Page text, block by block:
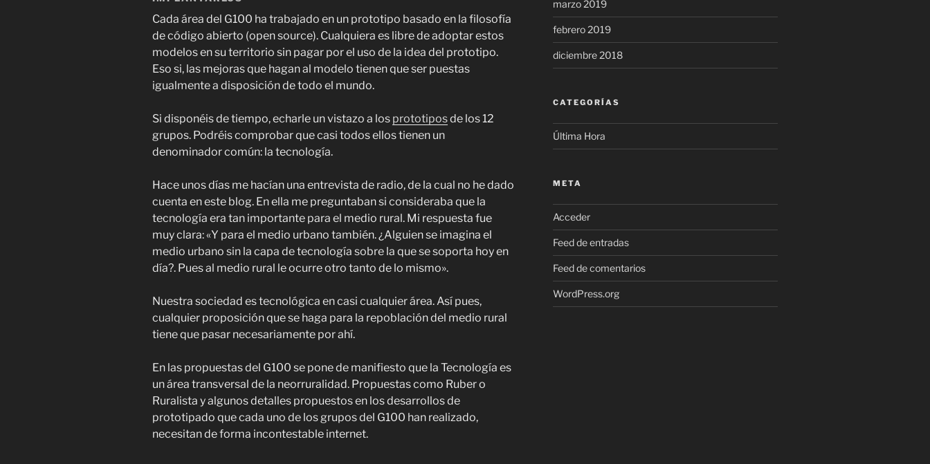
Cada área del G100 ha trabajado en un prototipo basado en la filosofía
de código abierto (open source). Cualquiera es libre de adoptar estos
modelos en su territorio sin pagar por el uso de la idea del prototipo.
Eso si, las mejoras que hagan al modelo tienen que ser puestas
igualmente a disposición de todo el mundo.
Si disponéis de tiempo, echarle un vistazo a los prototiposde los 12
grupos. Podréis comprobar que casi todos ellos tienen un
denominador común: la tecnología.
Hace unos días me hacían una entrevista de radio, de la cual no he dado
cuenta en este blog. En ella me preguntaban si consideraba que la
tecnología era tan importante para el medio rural. Mi respuesta fue
muy clara: «Y para el medio urbano también. ¿Alguien se imagina el
medio urbano sin la capa de tecnología sobre la que se soporta hoy en
día?. Pues al medio rural le ocurre otro tanto de lo mismo».
Nuestra sociedad es tecnológica en casi cualquier área. Así pues,
cualquier proposición que se haga para la repoblación del medio rural
tiene que pasar necesariamente por ahí.
En las propuestas del G100 se pone de manifiesto que la Tecnología es
un área transversal de la neorruralidad. Propuestas como Ruber o
Ruralista y algunos detalles propuestos en los desarrollos de
prototipado que cada uno de los grupos del G100 han realizado,
necesitan de forma incontestable internet.
marzo 2019
febrero 2019
diciembre 2018
CATEGORÍAS
Última Hora
META
Acceder
Feed de entradas
Feed de comentarios
WordPress.org